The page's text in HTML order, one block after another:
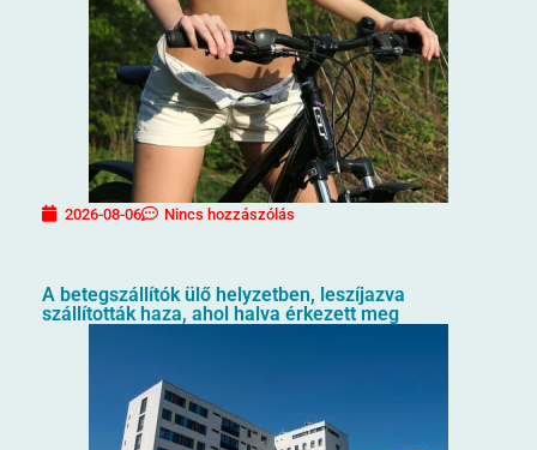
2026-08-06 Nincs hozzászólás
A betegszállítók ülő helyzetben, leszíjazva
szállították haza, ahol halva érkezett meg